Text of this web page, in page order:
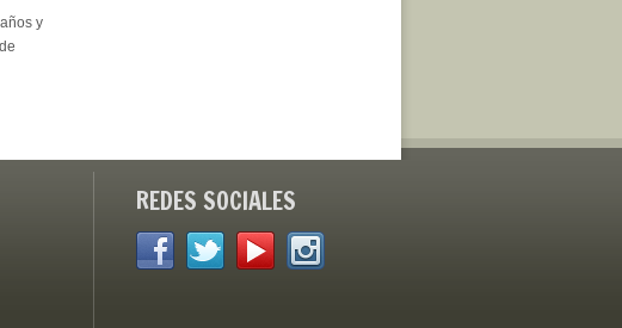
y
REDES SOCIALES